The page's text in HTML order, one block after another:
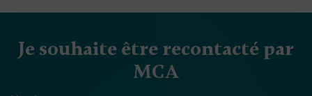
Je souhaite être recontacté par
MCA